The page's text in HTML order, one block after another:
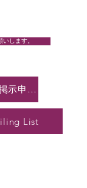
します。
会報への広告掲示申し込み
List